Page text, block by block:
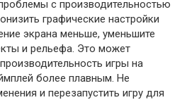
с производительностью
графические настройки
экрана меньше, уменьшите
и рельефа. Это может
игры на
более плавным. Не
и перезапустить игру для